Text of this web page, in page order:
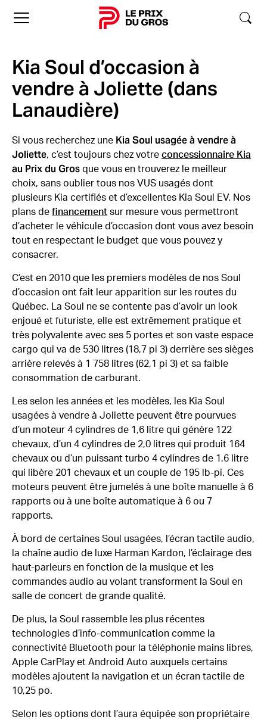
Accueil
Kia Soul d’occasion à
vendre à Joliette (dans
Lanaudière)
Si vous recherchez une Kia Soul usagée à vendre à
Joliette, c’est toujours chez votre concessionnaire Kia
au Prix du Gros que vous en trouverez le meilleur
choix, sans oublier tous nos VUS usagés dont
plusieurs Kia certifiés et d’excellentes Kia Soul EV. Nos
plans de financement sur mesure vous permettront
d’acheter le véhicule d’occasion dont vous avez besoin
tout en respectant le budget que vous pouvez y
consacrer.
C’est en 2010 que les premiers modèles de nos Soul
d’occasion ont fait leur apparition sur les routes du
Québec. La Soul ne se contente pas d’avoir un look
enjoué et futuriste, elle est extrêmement pratique et
très polyvalente avec ses 5 portes et son vaste espace
cargo qui va de 530 litres (18,7 pi 3) derrière ses sièges
arrière relevés à 1 758 litres (62,1 pi 3) et sa faible
consommation de carburant.
Les selon les années et les modèles, les Kia Soul
usagées à vendre à Joliette peuvent être pourvues
d’un moteur 4 cylindres de 1,6 litre qui génère 122
chevaux, d’un 4 cylindres de 2,0 litres qui produit 164
chevaux ou d’un puissant turbo 4 cylindres de 1,6 litre
qui libère 201 chevaux et un couple de 195 lb-pi. Ces
moteurs peuvent être jumelés à une boîte manuelle à 6
rapports ou à une boîte automatique à 6 ou 7
rapports.
À bord de certaines Soul usagées, l’écran tactile audio,
la chaîne audio de luxe Harman Kardon, l’éclairage des
haut-parleurs en fonction de la musique et les
commandes audio au volant transforment la Soul en
salle de concert de grande qualité.
De plus, la Soul rassemble les plus récentes
technologies d’info-communication comme la
connectivité Bluetooth pour la téléphonie mains libres,
Apple CarPlay et Android Auto auxquels certains
modèles ajoutent la navigation et un écran tactile de
10,25 po.
Selon les options dont l’aura équipée son propriétaire